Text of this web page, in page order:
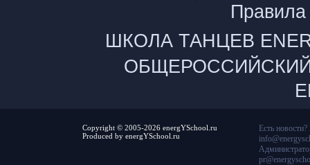
Правила
ШКОЛА ТАНЦЕВ
Copyright © 2005-2026 energYSchool.ru
Produced by energYSchool.ru
Есть